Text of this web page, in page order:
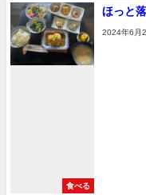
食べる
ほっと
2024年6月